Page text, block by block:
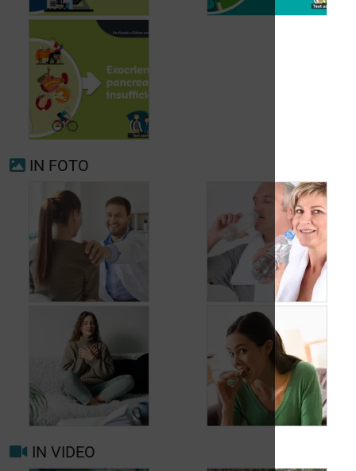
Voorkamerfibrillatie
Exocriene pancreas-
insufficiëntie
IN FOTO
Wanneer opnieuw
uw arts raadplegen
bij migraine of
hoofdpijn?
Hoofdpijn dagelijks
voorkomen
IN VIDEO